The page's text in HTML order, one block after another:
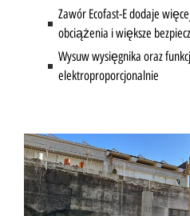
Zawór Ecofast-E dodaje
obciążenia i większe
Wysuw wysięgnika oraz
elektroproporcjonalnie